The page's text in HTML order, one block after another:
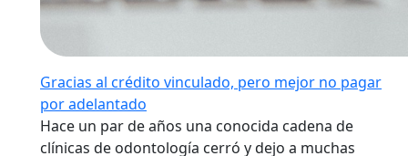
Gracias al crédito vinculado, pero mejor no pagar
por adelantado
Hace un par de años una conocida cadena de
clínicas de odontología cerró y dejo a muchas